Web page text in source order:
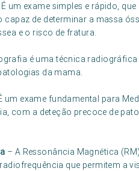
um exame simples e rápido,
capaz de determinar a massa
e o risco de fratura.
é uma técnica
da mama.
um exame fundamental para
com a deteção precoce de
– A Ressonância Magnética
que permitem a